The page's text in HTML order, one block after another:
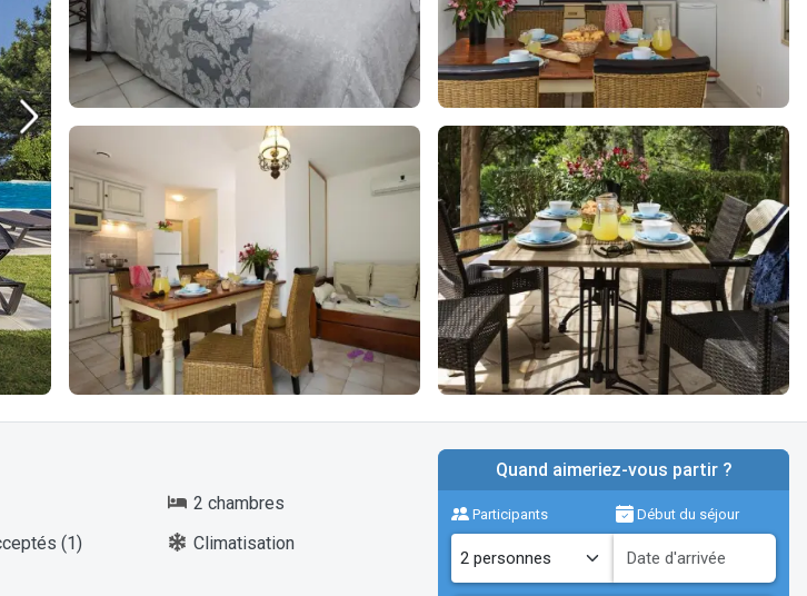
2 chambres
(1)
Climatisation
Quand aimeriez-vous partir ?
Participants Début du séjour